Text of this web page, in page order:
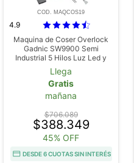
COD. MAQCOS19
4.9
Maquina de Coser Overlock
Gadnic SW9900 Semi
Industrial 5 Hilos Luz Led y
Pedal
Llega
Gratis
mañana
$706.089
$388.349
45% OFF
DESDE 6 CUOTAS SIN INTERÉS